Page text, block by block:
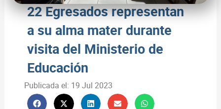
22 Egresados representan
a su alma mater durante
visita del Ministerio de
Educación
Publicada el: 19 Jul 2023